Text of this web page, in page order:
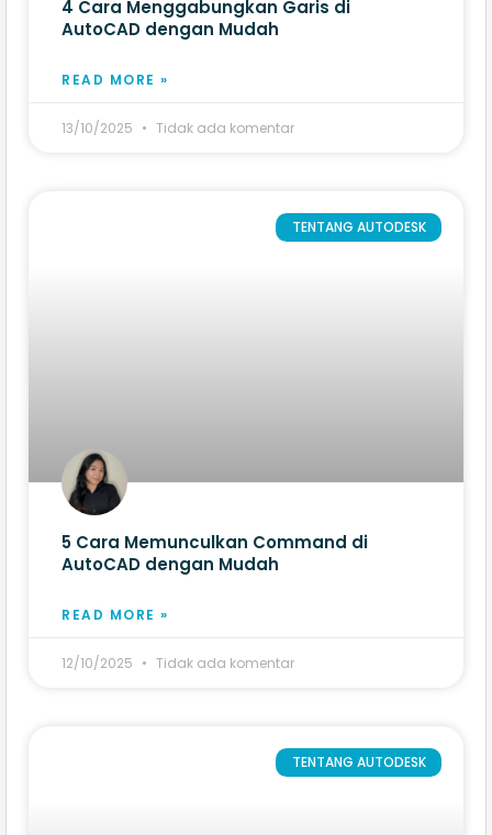
4 Cara Menggabungkan Garis di
AutoCAD dengan Mudah
READ MORE »
13/10/2025 Tidak ada komentar
TENTANG AUTODESK
5 Cara Memunculkan Command di
AutoCAD dengan Mudah
READ MORE »
12/10/2025 Tidak ada komentar
TENTANG AUTODESK